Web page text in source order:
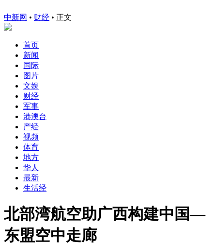
中新网 • 财经 • 正文
首页
新闻
国际
图片
文娱
财经
军事
港澳台
产经
视频
体育
地方
华人
最新
生活经
北部湾航空助广西构建中国—
东盟空中走廊